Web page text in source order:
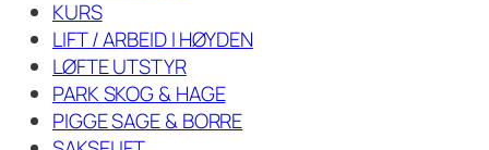
KURS
LIFT / ARBEID I HØYDEN
LØFTE UTSTYR
PARK SKOG & HAGE
PIGGE SAGE & BORRE